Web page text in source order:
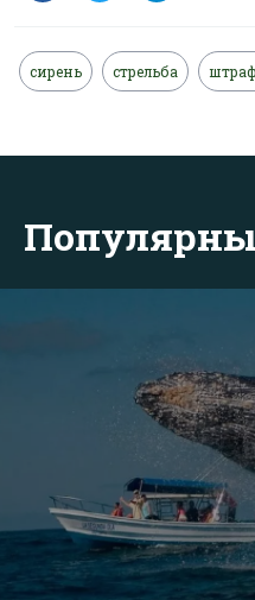
сирень стрельба